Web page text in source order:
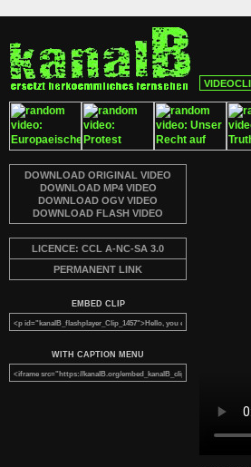
DOWNLOAD ORIGINAL VIDEO
DOWNLOAD MP4 VIDEO
DOWNLOAD OGV VIDEO
DOWNLOAD FLASH VIDEO
LICENCE: CCL A-NC-SA 3.0
PERMANENT LINK
EMBED CLIP
WITH CAPTION MENU